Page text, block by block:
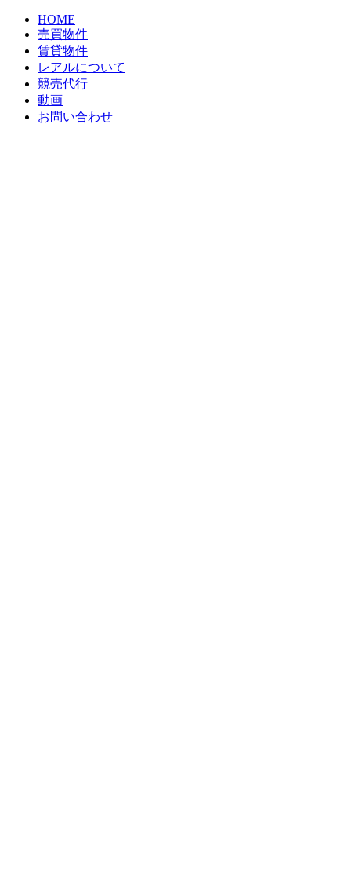
HOME
売買物件
賃貸物件
レアルについて
競売代行
動画
お問い合わせ